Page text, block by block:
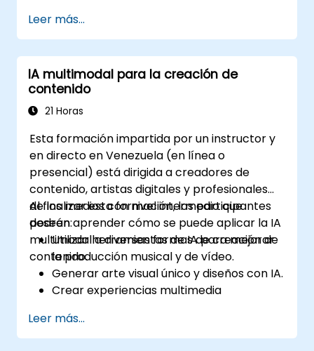
entrada impulsados por IA.
Implementar tecnologías de
reconocimiento de voz, control por
gestos y seguimiento ocular.
Evaluar la efectividad y usabilidad de los
sistemas multimodales.
Leer más...
IA multimodal para la creación de
contenido
21 Horas
Esta formación impartida por un instructor y
en directo en Venezuela (en línea o
presencial) está dirigida a creadores de
contenido, artistas digitales y profesionales
de los medios con nivel intermedio que
deseen aprender cómo se puede aplicar la IA
multimodal a diversas formas de creación de
contenido.
Al finalizar esta formación, los participantes
podrán:
Utilizar herramientas de IA para mejorar
la producción musical y de vídeo.
Generar arte visual único y diseños con IA.
Crear experiencias multimedia
Comprender el impacto de la IA en las
industrias creativas.
Leer más...